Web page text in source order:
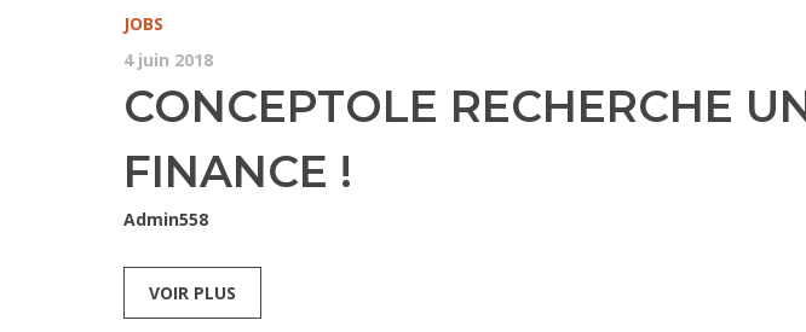
JOBS
4 juin 2018
CONCEPTOLE RECHERCHE
FINANCE !
Admin558
VOIR PLUS